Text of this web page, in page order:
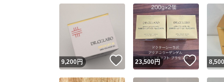
スピー
※このバ
ス
スピ
9,200円 いいね！
23,500円 いいね
8,500